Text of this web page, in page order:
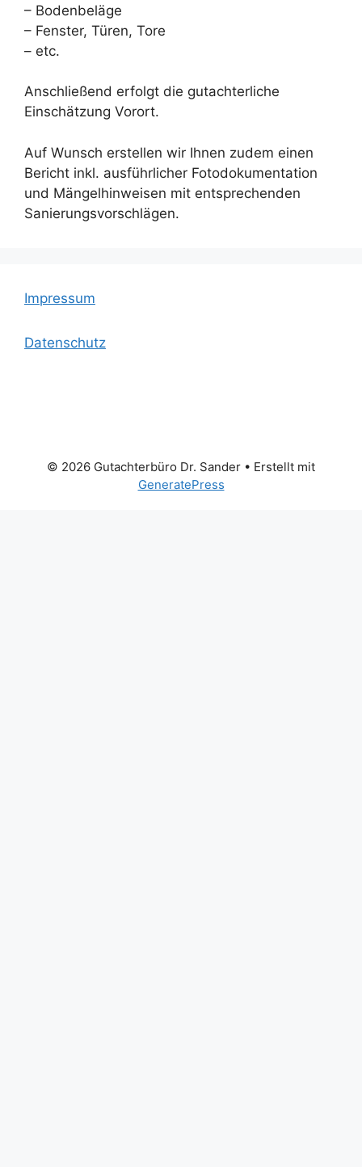
– Bodenbeläge
– Fenster, Türen, Tore
– etc.
Anschließend erfolgt die gutachterliche
Einschätzung Vorort.
Auf Wunsch erstellen wir Ihnen zudem einen
Bericht inkl. ausführlicher Fotodokumentation
und Mängelhinweisen mit entsprechenden
Sanierungsvorschlägen.
Impressum
Datenschutz
© 2026 Gutachterbüro Dr. Sander • Erstellt mit
GeneratePress